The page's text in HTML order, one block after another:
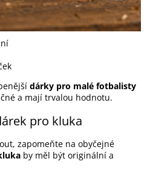
dárky pro malé fotbalisty
a mají trvalou hodnotu.
pro kluka
zapomeňte na obyčejné
by měl být originální a